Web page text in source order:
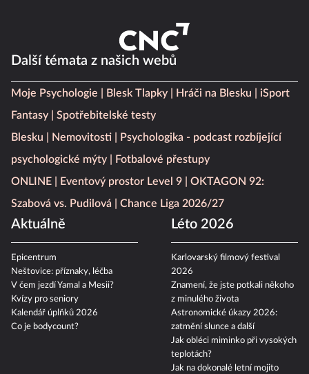
Další témata z našich webů
Moje Psychologie Blesk Tlapky Hráči na Blesku
iSport
Fantasy
Spotřebitelské testy
Blesku
Nemovitosti
Psychologika - podcast rozbíjející
psychologické mýty
Fotbalové přestupy
ONLINE
Eventový prostor Level 9
OKTAGON 92:
Szabová vs. Pudilová
Chance Liga 2026/27
Aktuálně
Epicentrum
Neštovice: příznaky, léčba
V čem jezdí Yamal a Mesii?
Kvízy pro seniory
Kalendář úplňků 2026
Co je bodycount?
Léto 2026
Karlovarský filmový festival
2026
Znamení, že jste potkali někoho
z minulého života
Astronomické úkazy 2026:
zatmění slunce a další
Jak obléci miminko při vysokých
teplotách?
Jak na dokonalé letní mojito